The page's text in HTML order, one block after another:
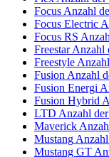
Focus Anzahl
Focus Electric
Focus RS
Freestar Anzahl
Freestyle
Fusion Anzahl
Fusion Energi
Fusion Hybrid
LTD Anzahl
Maverick
Mustang
Mustang GT